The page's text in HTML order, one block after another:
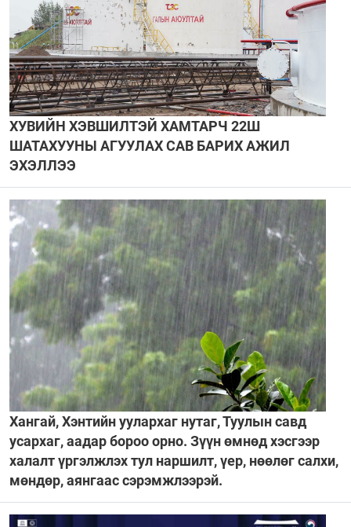
ХУВИЙН ХЭВШИЛТЭЙ ХАМТАРЧ 22Ш
ШАТАХУУНЫ АГУУЛАХ САВ БАРИХ АЖИЛ
ЭХЭЛЛЭЭ
Хангай, Хэнтийн уулархаг нутаг, Туулын савд
усархаг, аадар бороо орно. Зүүн өмнөд хэсгээр
халалт үргэлжлэх тул наршилт, үер, нөөлөг салхи,
мөндөр, аянгаас сэрэмжлээрэй.